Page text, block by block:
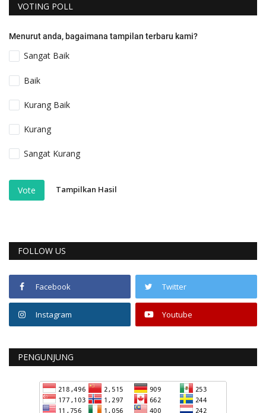
VOTING POLL
Menurut anda, bagaimana tampilan terbaru kami?
Sangat Baik
Baik
Kurang Baik
Kurang
Sangat Kurang
Vote Tampilkan Hasil
FOLLOW US
Facebook Twitter
Instagram Youtube
PENGUNJUNG